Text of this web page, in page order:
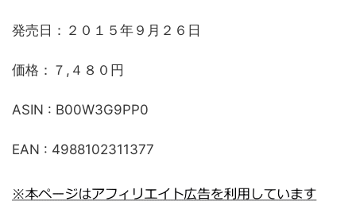
発売日：２０１５年９月２６日
価格：７,４８０円
ASIN : B00W3G9PP0
EAN : 4988102311377